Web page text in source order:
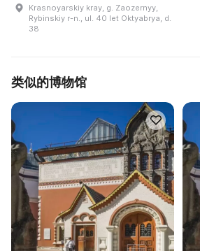
Krasnoyarskiy kray, g. Zaozernyy,
Rybinskiy r-n., ul. 40 let Oktyabrya, d.
38
类似的博物馆